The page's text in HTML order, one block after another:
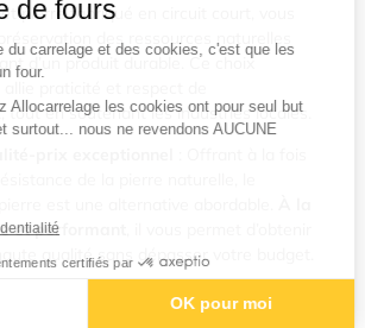
pierre fabriqué en circuit court, vous
d’un produit durable. Ce choix
tout en soutenant les industries locales.
prix exceptionnel
est une alternative abordable.
et performant
qualité sans dépasser votre budget.